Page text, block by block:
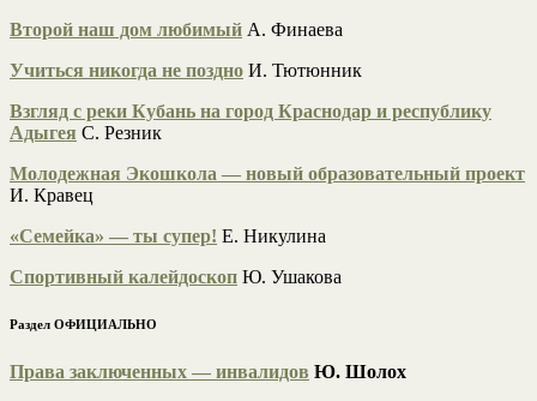
Второй наш дом любимый А. Финаева
Учиться никогда не поздно И. Тютюнник
Взгляд с реки Кубань на город Краснодар и республику
Адыгея С. Резник
Молодежная Экошкола — новый образовательный проект
И. Кравец
«Семейка» — ты супер! Е. Никулина
Спортивный калейдоскоп Ю. Ушакова
Раздел ОФИЦИАЛЬНО
Права заключенных — инвалидов Ю. Шолох